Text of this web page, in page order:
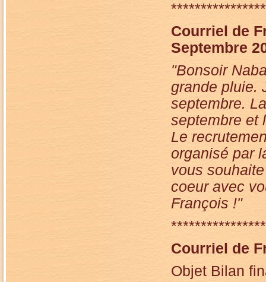
Courriel de
Septembre
"Bonsoir
grande pluie.
septembre.
septembre et
Le
organisé par
vous
coeur avec
François !"
Courriel de
Objet Bilan